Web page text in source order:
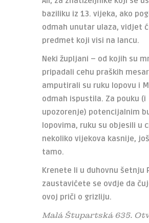
baziliku iz 13. vijeka, ako
odmah unutar ulaza, vidjet
predmet koji visi na lancu.
Neki župljani – od kojih su
pripadali cehu praških
amputirali su ruku lopovu i
odmah ispustila. Za pouku (i
upozorenje) potencijalnim
lopovima, ruku su objesili u
nekoliko vijekova kasnije,
tamo.
Krenete li u duhovnu šetnju
zaustavićete se ovdje da
ovoj priči o grizliju.
Malá Štupartská 635.